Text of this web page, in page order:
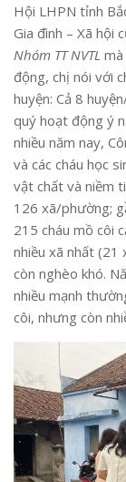
Hội LHPN tỉnh
Gia đình – Xã hội
Nhóm TT NVTL
động, chị nói với
huyện: Cả 8
quý hoạt động ý
nhiều năm nay,
và các cháu học
vật chất và niềm
126 xã/phường;
215 cháu mồ côi
nhiều xã nhất (21
còn nghèo khó.
nhiều mạnh
côi, nhưng còn